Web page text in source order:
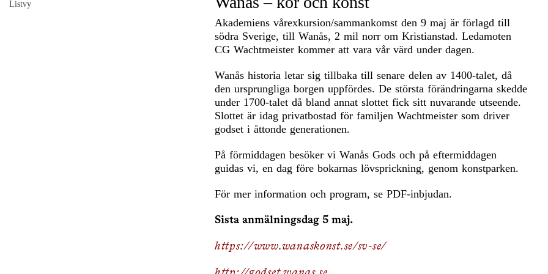
Listvy
Akademiens vårexkursion/sammankomst den 9 maj är förlagd till
södra Sverige, till Wanås, 2 mil norr om Kristianstad. Ledamoten
CG Wachtmeister kommer att vara vår värd under dagen.
Wanås historia letar sig tillbaka till senare delen av 1400-talet, då
den ursprungliga borgen uppfördes. De största förändringarna skedde
under 1700-talet då bland annat slottet fick sitt nuvarande utseende.
Slottet är idag privatbostad för familjen Wachtmeister som driver
godset i åttonde generationen.
På förmiddagen besöker vi Wanås Gods och på eftermiddagen
guidas vi, en dag före bokarnas lövsprickning, genom konstparken.
För mer information och program, se PDF-inbjudan.
Sista anmälningsdag 5 maj.
https://www.wanaskonst.se/sv-se/